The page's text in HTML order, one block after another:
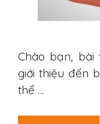
Chào bạn,
giới thiệu đến
thể …